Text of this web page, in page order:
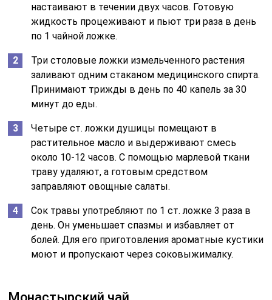
настаивают в течении двух часов. Готовую
жидкость процеживают и пьют три раза в день
по 1 чайной ложке.
Три столовые ложки измельченного растения
заливают одним стаканом медицинского спирта.
Принимают трижды в день по 40 капель за 30
минут до еды.
Четыре ст. ложки душицы помещают в
растительное масло и выдерживают смесь
около 10-12 часов. С помощью марлевой ткани
траву удаляют, а готовым средством
заправляют овощные салаты.
Сок травы употребляют по 1 ст. ложке 3 раза в
день. Он уменьшает спазмы и избавляет от
болей. Для его приготовления ароматные кустики
моют и пропускают через соковыжималку.